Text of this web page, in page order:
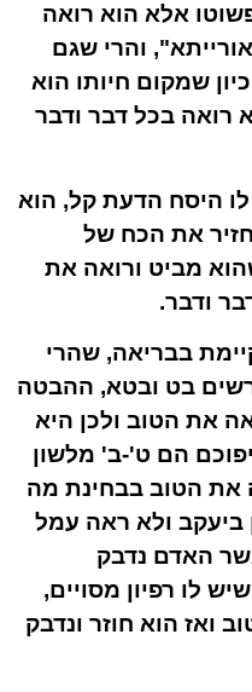
אלא הוא רואה
והרי שגם
שמקום חיותו הוא
רואה בכל דבר ודבר
היסח הדעת קל, הוא
את הכח של
מביט ורואה את
ודבר.
בבריאה, שהרי
בט ובטא, ההבטה
את הטוב ולכן היא
הם ט'-ב' מלשון
את הטוב בבחינת מה
ולא ראה עמל
האדם נדבק
לו רפיון מסויים,
ואז הוא חוזר ונדבק